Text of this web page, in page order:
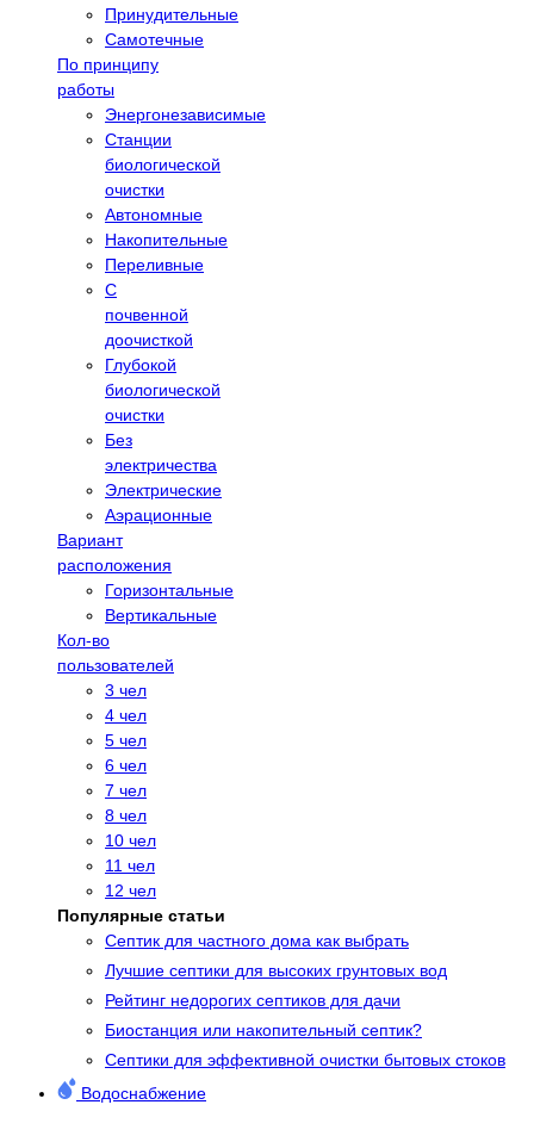
Принудительные
Самотечные
По принципу
работы
Энергонезависимые
Станции
биологической
очистки
Автономные
Накопительные
Переливные
С
почвенной
доочисткой
Глубокой
биологической
очистки
Без
электричества
Электрические
Аэрационные
Вариант
расположения
Горизонтальные
Вертикальные
Кол-во
пользователей
3 чел
4 чел
5 чел
6 чел
7 чел
8 чел
10 чел
11 чел
12 чел
Популярные статьи
Cептик для частного дома как выбрать
Лучшие септики для высоких грунтовых вод
Рейтинг недорогих септиков для дачи
Биостанция или накопительный септик?
Септики для эффективной очистки бытовых стоков
Водоснабжение